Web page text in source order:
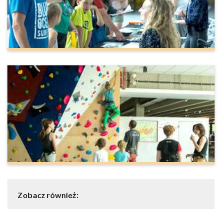
Zobacz również: